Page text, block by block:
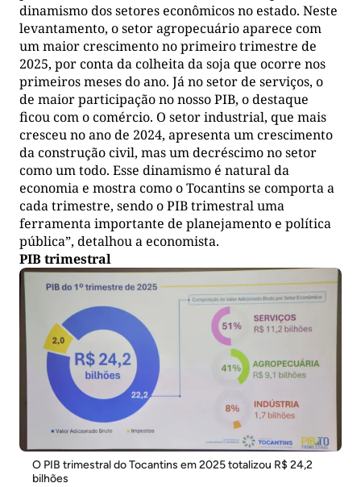
dinamismo dos setores econômicos no estado. Neste
levantamento, o setor agropecuário aparece com
um maior crescimento no primeiro trimestre de
2025, por conta da colheita da soja que ocorre nos
primeiros meses do ano. Já no setor de serviços, o
de maior participação no nosso PIB, o destaque
ficou com o comércio. O setor industrial, que mais
cresceu no ano de 2024, apresenta um crescimento
da construção civil, mas um decréscimo no setor
como um todo. Esse dinamismo é natural da
economia e mostra como o Tocantins se comporta a
cada trimestre, sendo o PIB trimestral uma
ferramenta importante de planejamento e política
pública”, detalhou a economista.
PIB trimestral
O PIB trimestral do Tocantins em 2025 totalizou R$ 24,2
bilhões